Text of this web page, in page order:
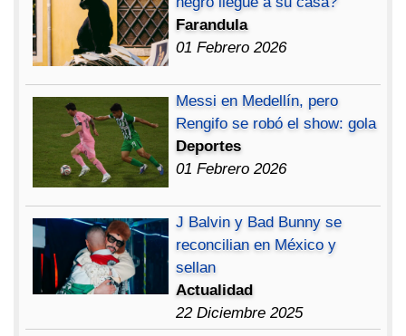
Farandula
01 Febrero 2026
Messi en Medellín, pero
Rengifo se robó el show: gola
Deportes
01 Febrero 2026
J Balvin y Bad Bunny se
reconcilian en México y
sellan
Actualidad
22 Diciembre 2025